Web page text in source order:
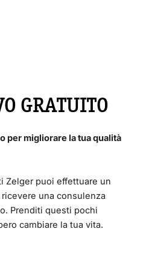
GRATUITO
per migliorare la tua qualità
Zelger puoi effettuare un
una consulenza
Prenditi questi pochi
cambiare la tua vita.